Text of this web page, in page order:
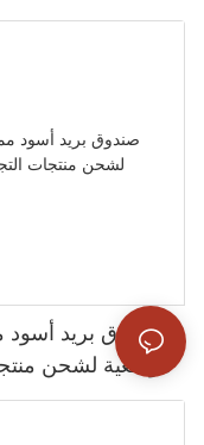
صندوق بريد
موضعية لشحن